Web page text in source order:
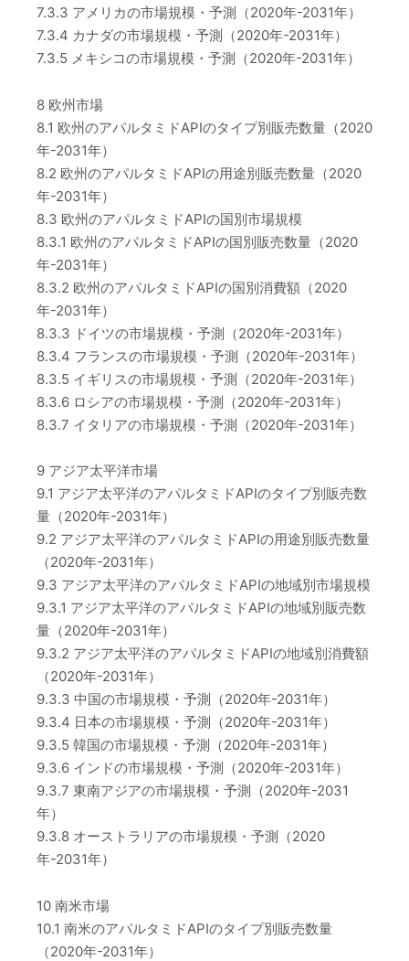
7.3.3 アメリカの市場規模・予測（2020年-2031年）
7.3.4 カナダの市場規模・予測（2020年-2031年）
7.3.5 メキシコの市場規模・予測（2020年-2031年）
8 欧州市場
8.1 欧州のアパルタミドAPIのタイプ別販売数量（2020
年-2031年）
8.2 欧州のアパルタミドAPIの用途別販売数量（2020
年-2031年）
8.3 欧州のアパルタミドAPIの国別市場規模
8.3.1 欧州のアパルタミドAPIの国別販売数量（2020
年-2031年）
8.3.2 欧州のアパルタミドAPIの国別消費額（2020
年-2031年）
8.3.3 ドイツの市場規模・予測（2020年-2031年）
8.3.4 フランスの市場規模・予測（2020年-2031年）
8.3.5 イギリスの市場規模・予測（2020年-2031年）
8.3.6 ロシアの市場規模・予測（2020年-2031年）
8.3.7 イタリアの市場規模・予測（2020年-2031年）
9 アジア太平洋市場
9.1 アジア太平洋のアパルタミドAPIのタイプ別販売数
量（2020年-2031年）
9.2 アジア太平洋のアパルタミドAPIの用途別販売数量
（2020年-2031年）
9.3 アジア太平洋のアパルタミドAPIの地域別市場規模
9.3.1 アジア太平洋のアパルタミドAPIの地域別販売数
量（2020年-2031年）
9.3.2 アジア太平洋のアパルタミドAPIの地域別消費額
（2020年-2031年）
9.3.3 中国の市場規模・予測（2020年-2031年）
9.3.4 日本の市場規模・予測（2020年-2031年）
9.3.5 韓国の市場規模・予測（2020年-2031年）
9.3.6 インドの市場規模・予測（2020年-2031年）
9.3.7 東南アジアの市場規模・予測（2020年-2031
年）
9.3.8 オーストラリアの市場規模・予測（2020
年-2031年）
10 南米市場
10.1 南米のアパルタミドAPIのタイプ別販売数量
（2020年-2031年）